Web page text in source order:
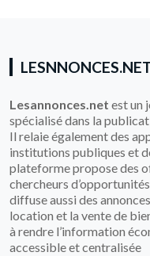
Lesannonces.net est un
spécialisé dans la
Il relaie également des
institutions publiques et
plateforme propose des
chercheurs
diffuse aussi des
location et la vente de
à rendre l’information
accessible et centralisée